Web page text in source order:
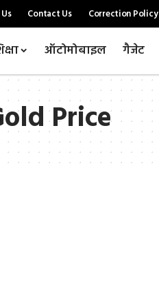
Contact Us Correction Policy
ऑटोमोबाइल गैजेट
Price